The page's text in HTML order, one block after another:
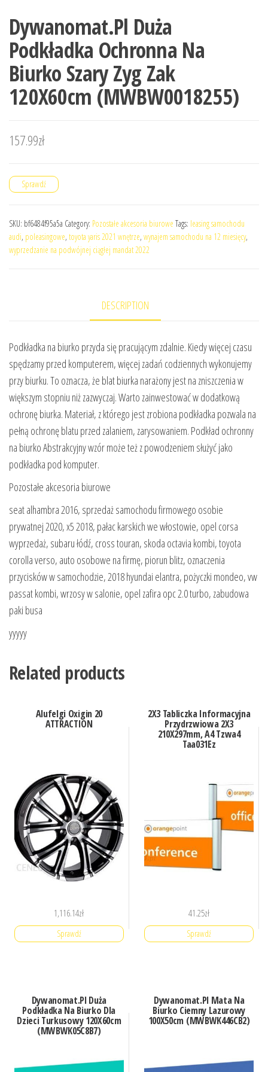
Dywanomat.Pl Duża
Podkładka Ochronna Na
Biurko Szary Zyg Zak
120X60cm (MWBW0018255)
157.99zł
Sprawdź
SKU: bf6484f95a5a Category: Pozostałe akcesoria biurowe Tags: leasing samochodu
audi, poleasingowe, toyota yaris 2021 wnętrze, wynajem samochodu na 12 miesięcy,
wyprzedzanie na podwójnej ciągłej mandat 2022
DESCRIPTION
Podkładka na biurko przyda się pracującym zdalnie. Kiedy więcej czasu
spędzamy przed komputerem, więcej zadań codziennych wykonujemy
przy biurku. To oznacza, że blat biurka narażony jest na zniszczenia w
większym stopniu niż zazwyczaj. Warto zainwestować w dodatkową
ochronę biurka. Materiał, z którego jest zrobiona podkładka pozwala na
pełną ochronę blatu przed zalaniem, zarysowaniem. Podkład ochronny
na biurko Abstrakcyjny wzór może też z powodzeniem służyć jako
podkładka pod komputer.
Pozostałe akcesoria biurowe
seat alhambra 2016, sprzedaż samochodu firmowego osobie
prywatnej 2020, x5 2018, pałac karskich we włostowie, opel corsa
wyprzedaż, subaru łódź, cross touran, skoda octavia kombi, toyota
corolla verso, auto osobowe na firmę, piorun blitz, oznaczenia
przycisków w samochodzie, 2018 hyundai elantra, pożyczki mondeo, vw
passat kombi, wrzosy w salonie, opel zafira opc 2.0 turbo, zabudowa
paki busa
yyyyy
Related products
Alufelgi Oxigin 20
ATTRACTION
1,116.14zł
Sprawdź
2X3 Tabliczka Informacyjna
Przydrzwiowa 2X3
210X297mm, A4 Tzwa4
Taa031Ez
41.25zł
Sprawdź
Dywanomat.Pl Duża
Podkładka Na Biurko Dla
Dzieci Turkusowy 120X60cm
(MWBWK05C8B7)
Dywanomat.Pl Mata Na
Biurko Ciemny Lazurowy
100X50cm (MWBWK446CB2)